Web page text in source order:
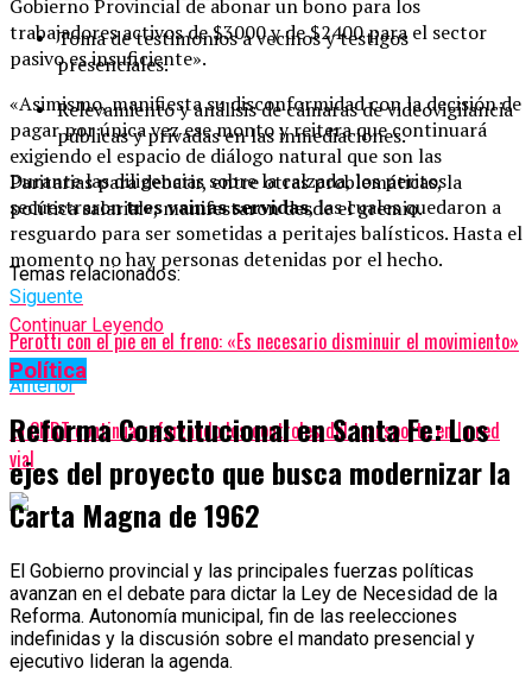
Gobierno Provincial de abonar un bono para los
trabajadores activos de $3000 y de $2400 para el sector
pasivo es insuficiente».
«Asimismo, manifiesta su disconformidad con la decisión de
pagar por única vez ese monto y reitera que continuará
exigiendo el espacio de diálogo natural que son las
Paritarias para debatir, entre otras problemáticas, la
política salarial», manifestaron desde el gremio.
Temas relacionados:
Siguente
Perotti con el pie en el freno: «Es necesario disminuir el movimiento»
Anterior
La CNRT continúa reforzando los controles del transporte en la red
vial
Toma de testimonios a vecinos y testigos
presenciales.
Relevamiento y análisis de cámaras de videovigilancia
públicas y privadas en las inmediaciones.
Durante las diligencias sobre la calzada, los peritos
secuestrarontres vainas servidas, las cuales quedaron a
resguardo para ser sometidas a peritajes balísticos. Hasta el
momento no hay personas detenidas por el hecho.
Continuar Leyendo
Política
Reforma Constitucional en Santa Fe: Los
ejes del proyecto que busca modernizar la
Carta Magna de 1962
El Gobierno provincial y las principales fuerzas políticas
avanzan en el debate para dictar la Ley de Necesidad de la
Reforma. Autonomía municipal, fin de las reelecciones
indefinidas y la discusión sobre el mandato presencial y
ejecutivo lideran la agenda.